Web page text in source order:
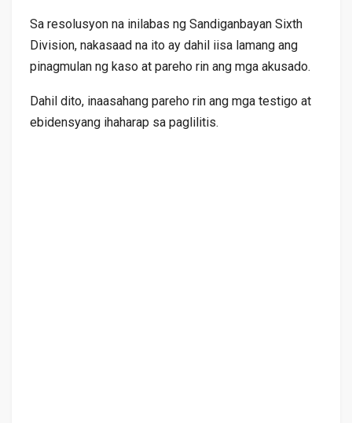
Sa resolusyon na inilabas ng Sandiganbayan Sixth
Division, nakasaad na ito ay dahil iisa lamang ang
pinagmulan ng kaso at pareho rin ang mga akusado.
Dahil dito, inaasahang pareho rin ang mga testigo at
ebidensyang ihaharap sa paglilitis.